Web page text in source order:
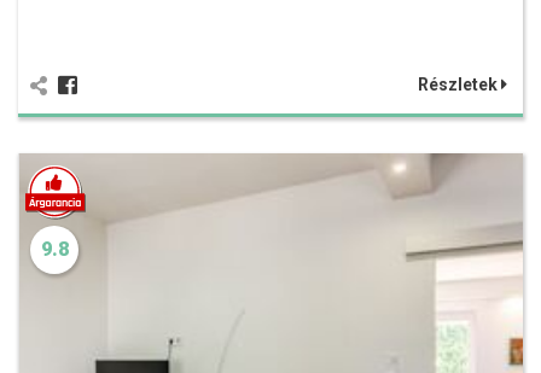
Részletek
9.8